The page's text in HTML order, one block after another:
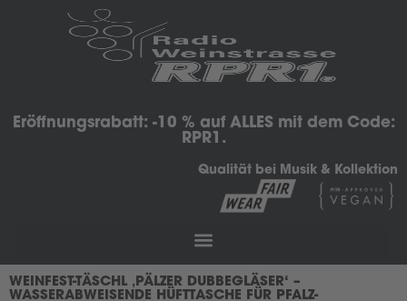
Eröffnungsrabatt: -10 % auf ALLES mit dem Code:
RPR1.
Qualität bei Musik & Kollektion
WEINFEST-TÄSCHL ‚PÄLZER DUBBEGLÄSER‘ –
WASSERABWEISENDE HÜFTTASCHE FÜR PFALZ-